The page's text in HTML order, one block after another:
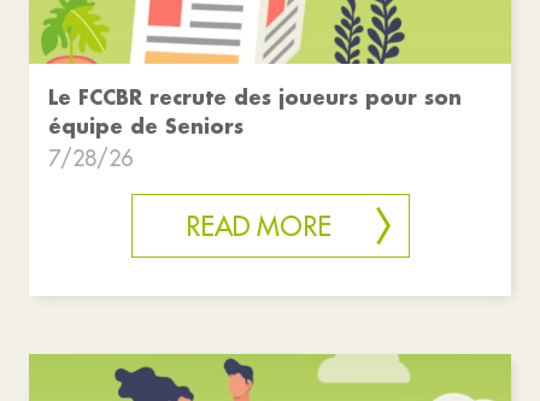
Le FCCBR recrute des joueurs pour son
équipe de Seniors
7/28/26
READ MORE